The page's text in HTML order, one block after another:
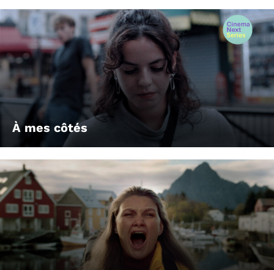
À mes côtés